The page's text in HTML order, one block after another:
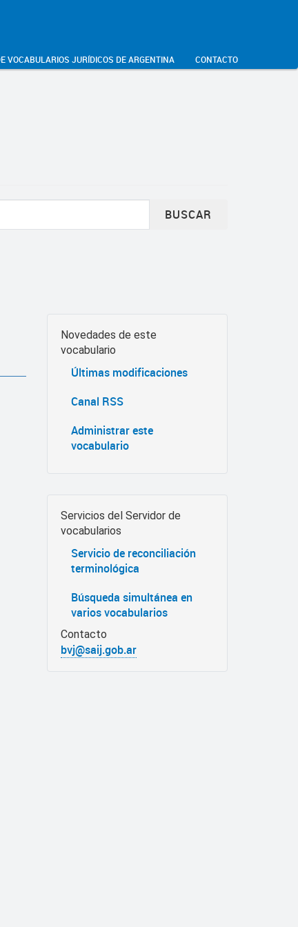
VOCABULARIOS JURÍDICOS DE ARGENTINA CONTACTO
BUSCAR
Novedades de este
vocabulario
Últimas modificaciones
Canal RSS
Administrar este
vocabulario
Servicios del Servidor de
vocabularios
Servicio de reconciliación
terminológica
Búsqueda simultánea en
varios vocabularios
Contacto
bvj@saij.gob.ar